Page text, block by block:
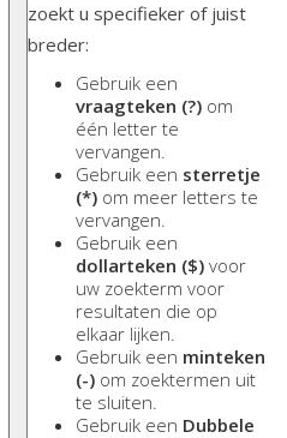
zoekt u specifieker of juist
breder:
Gebruik een
vraagteken (?) om
één letter te
vervangen.
Gebruik een sterretje
(*) om meer letters te
vervangen.
Gebruik een
dollarteken ($) voor
uw zoekterm voor
resultaten die op
elkaar lijken.
Gebruik een minteken
(-) om zoektermen uit
te sluiten.
Gebruik een Dubbele